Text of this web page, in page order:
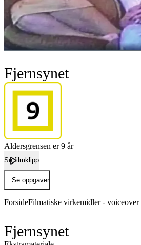
Fjernsynet
Aldersgrensen er 9 år
Se filmklipp
Se oppgaver
Forside
Fjernsynet